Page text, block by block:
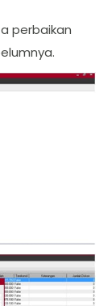
perbaikan